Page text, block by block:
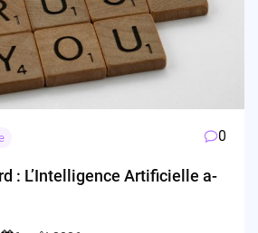
0
: L’Intelligence Artificielle a-